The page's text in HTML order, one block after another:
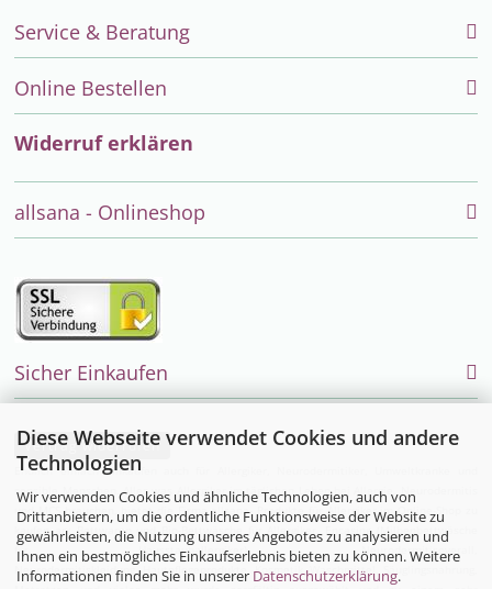
Diese Webseite verwendet Cookies und andere
Technologien
Wir verwenden Cookies und ähnliche Technologien, auch von
Drittanbietern, um die ordentliche Funktionsweise der Website zu
gewährleisten, die Nutzung unseres Angebotes zu analysieren und
Ihnen ein bestmögliches Einkaufserlebnis bieten zu können. Weitere
Informationen finden Sie in unserer Datenschutzerklärung.
Service & Beratung
Online Bestellen
Widerruf erklären
allsana - Onlineshop
Sicher Einkaufen
Vertrag widerrufen
Endlich einfach einkaufen auch für Allergiker, Neurodermitiker, Umweltkranke und
sensible Menschen. Alles was Allergiker im täglichen Leben bei Allergie, Neurodermitis
und MCS brauchen, bietet die Firma allsana- Produkte für Allergiker im Online-Shop zu
kaufen an: Bettwaren und für Allergiker,
Encasing (Milbenbettwäsche
für Hausstauballergiker) , Neurodermitisoverall
Neurodermitiskleidung,
Hautpflegeprodukte ,Kosmetik , Waschmittel